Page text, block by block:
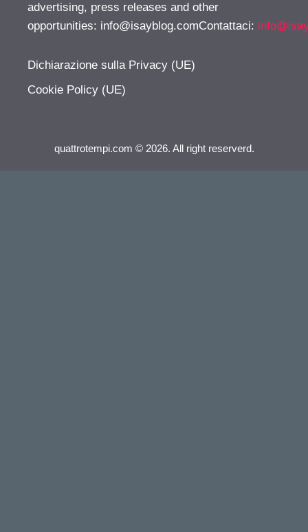
advertising, press releases and other
opportunities: info@isayblog.comContattaci:
Dichiarazione sulla Privacy (UE)
Cookie Policy (UE)
quattrotempi.com © 2026. All right reserverd.